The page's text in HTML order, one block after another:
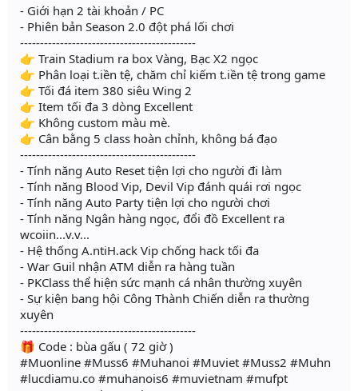
- Giới hạn 2 tài khoản / PC
- Phiên bản Season 2.0 đột phá lối chơi
--------------------------------------------
👉 Train Stadium ra box Vàng, Bạc X2 ngọc
👉 Phân loại t.iền tệ, chăm chỉ kiếm t.iền tệ trong game
👉 Tối đá item 380 siêu Wing 2
👉 Item tối đa 3 dòng Excellent
👉 Không custom màu mè.
👉 Cân bằng 5 class hoàn chỉnh, không bá đạo
--------------------------------------------
- Tính năng Auto Reset tiện lợi cho người đi làm
- Tính năng Blood Vip, Devil Vip đánh quái rơi ngọc
- Tính năng Auto Party tiện lợi cho người chơi
- Tính năng Ngân hàng ngọc, đổi đồ Excellent ra
wcoiin...v.v...
- Hệ thống A.ntiH.ack Vip chống hack tối đa
- War Guil nhận ATM diễn ra hàng tuần
- PKClass thể hiện sức mạnh cá nhân thường xuyên
- Sự kiện bang hội Công Thành Chiến diễn ra thường
xuyên
--------------------------------------------
🎁 Code : bùa gấu ( 72 giờ )
#Muonline #Muss6 #Muhanoi #Muviet #Muss2 #Muhn
#lucdiamu.co #muhanois6 #muvietnam #mufpt